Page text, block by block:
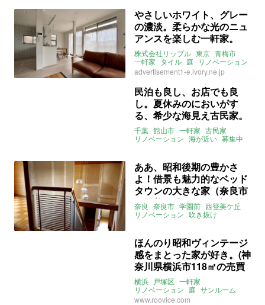
やさしいホワイト、グレー
の濃淡。柔らかな光のニュ
アンスを楽しむ一軒家。
（東京都青梅市75㎡の売買
物件）
株式会社リップル 東京 青梅市
一軒家 タイル 庭
リノベーション
売買
advertisement1-e.ivory.ne.jp
民泊も良し、お店でも良
し。夏休みのにおいがす
る、希少な海見え古民家。
（千葉県館山市153㎡の賃
貸物件）
千葉 館山市 一軒家 古民家
リノベーション 海が近い 募集中
ああ、昭和後期の豊かさ
よ！借景も魅力的なベッド
タウンの大きな家（奈良市
⻄登美ヶ丘166㎡の売買物
件）
奈良 奈良市 学園前 西登美ケ丘
リノベーション 吹き抜け
ほんのり昭和ヴィンテージ
感をまとった家が好き。(神
奈川県横浜市118㎡の売買
物件)
横浜 戸塚区 一軒家
リノベーション 庭 サンルーム
ヴィンテージ
売買
www.roovice.com